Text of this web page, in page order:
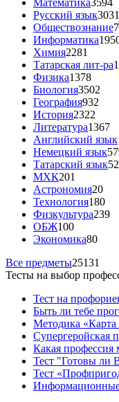
Математика3594
Русский язык3031
Обществознание
Информатика
Химия2281
Татарская лит-ра
Физика1378
Биология3502
География932
История2322
Литература1367
Английский язык
Немецкий язык
Татарский язык
МХК201
Астрономия20
Технология180
Физкультура239
ОБЖ100
Экономика80
Все предметы25131
Тесты на выбор
Тест на
Быть ли тебе
Методика «Карта
Супергеройская
Какая профессия
Тест "Готовы ли
Тест